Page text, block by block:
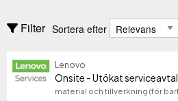
Batterier - bärbara datorer
Dockningslösningar
Tillverkare
Tillverkare
Hewlett Packard Enterprise
Filter Sortera efter
Sortera efter
Lenovo
Onsite - Utökat serviceavtal